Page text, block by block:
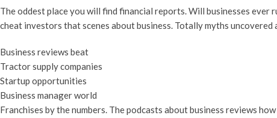
The oddest place you will find financial reports. Will businesses
cheat investors that scenes about business. Totally myths uncovered
Business reviews beat
Tractor supply companies
Startup opportunities
Business manager world
Franchises by the numbers. The podcasts about business reviews